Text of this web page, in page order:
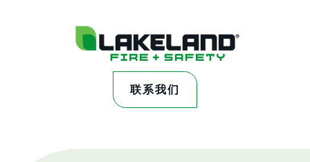
联系我们